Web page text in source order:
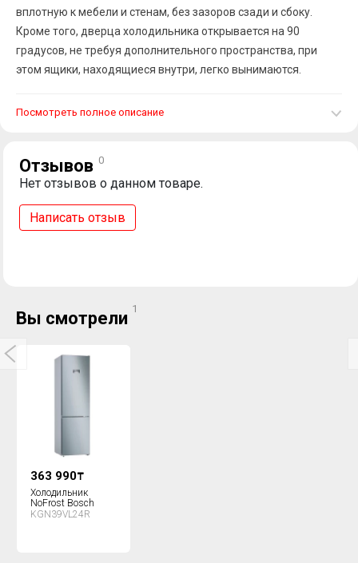
вплотную к мебели и стенам, без зазоров сзади и сбоку.
Кроме того, дверца холодильника открывается на 90
градусов, не требуя дополнительного пространства, при
этом ящики, находящиеся внутри, легко вынимаются.
Посмотреть полное описание
Отзывов 0
Нет отзывов о данном товаре.
Написать отзыв
Вы смотрели 1
363 990₸
Холодильник
NoFrost Bosch
KGN39VL24R